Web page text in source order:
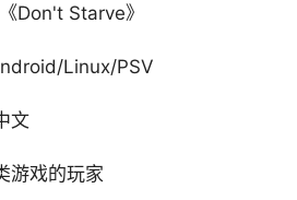
Don't Starve》
Linux/PSV
文
游戏的玩家